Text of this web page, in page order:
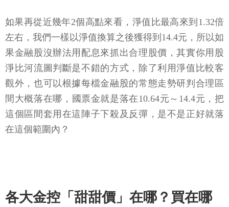
如果再從近幾年2個高點來看，淨值比最高來到1.32倍
左右，我們一樣以淨值換算之後獲得到14.4元，所以如
果金融股沒辦法用配息來抓出合理股價，其實你用股
淨比河流圖判斷是不錯的方式，除了利用淨值比較客
觀外，也可以根據每檔金融股的常態走勢研判合理區
間大概落在哪，國票金就是落在10.64元～14.4元，把
這個區間套用在這陣子下殺及反彈，是不是正好就落
在這個範圍內？
各大金控「甜甜價」在哪？買在哪